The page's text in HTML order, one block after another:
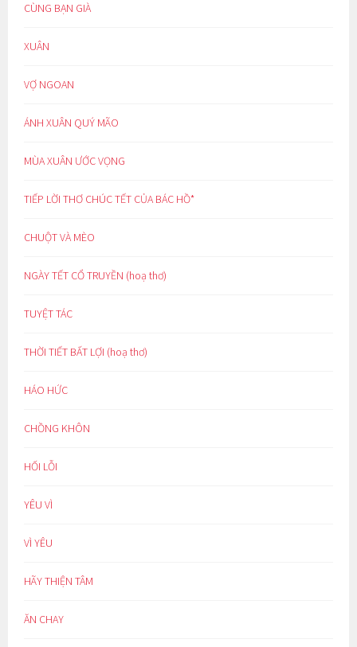
CÙNG BẠN GIÀ
XUÂN
VỢ NGOAN
ÁNH XUÂN QUÝ MÃO
MÙA XUÂN ƯỚC VỌNG
TIẾP LỜI THƠ CHÚC TẾT CỦA BÁC HỒ*
CHUỘT VÀ MÈO
NGÀY TẾT CỔ TRUYỀN (hoạ thơ)
TUYỆT TÁC
THỜI TIẾT BẤT LỢI (hoạ thơ)
HÁO HỨC
CHỒNG KHÔN
HỐI LỖI
YÊU VÌ
VÌ YÊU
HÃY THIỆN TÂM
ĂN CHAY